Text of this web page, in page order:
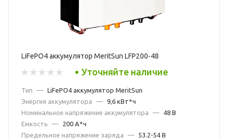
LiFePO4 аккумулятор MeritSun LFP200-48
Уточняйте наличие
Тип — LiFePO4 аккумулятор MeritSun
Энергия аккумулятора
— 9,6 кВт*ч
Номинальное напряжение аккумулятора
—
48 В
Емкость
—
200 А*ч
Предельное напряжение заряда
— 53.2-54 В